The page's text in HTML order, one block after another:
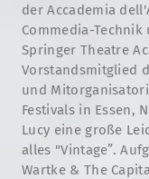
der Accademia
Commedia-
Springer Theatre
Vorstandsmitglied
und
Festivals in Essen,
Lucy eine große
alles "Vintage”.
Wartke & The